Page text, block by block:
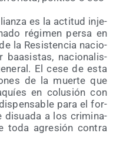
es la acti­tud inje­
régi­men per­sa en
la Resis­ten­cia nacio­
baa­sis­tas, nacio­na­lis­
El cese de esta
de la muer­te que
en colu­sión con
para el for­
disua­da a los cri­mi­na­
toda agre­sión con­tra